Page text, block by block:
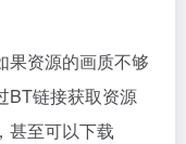
果资源的画质不够
BT链接获取资源
甚至可以下载